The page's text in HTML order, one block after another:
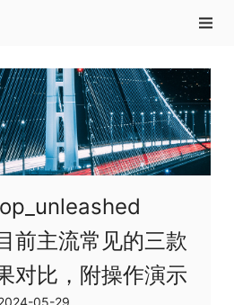
前主流常见的三款
对比，附操作演示
05-29